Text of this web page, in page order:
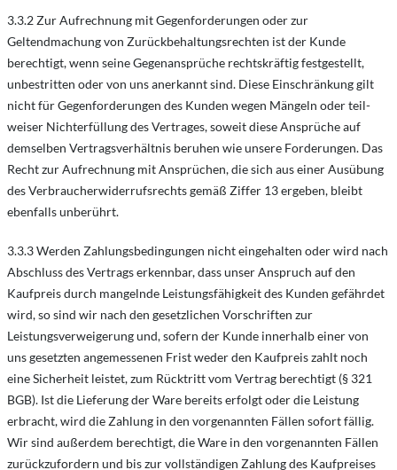
3.3.2 Zur Aufrechnung mit Gegenforderungen oder zur
Geltendmachung von Zurückbehaltungsrechten ist der Kunde
berechtigt, wenn seine Gegenansprüche rechtskräftig festgestellt,
unbestritten oder von uns anerkannt sind. Diese Einschränkung gilt
nicht für Gegenforderungen des Kunden wegen Mängeln oder teil-
weiser Nichterfüllung des Vertrages, soweit diese Ansprüche auf
demselben Vertragsverhältnis beruhen wie unsere Forderungen. Das
Recht zur Aufrechnung mit Ansprüchen, die sich aus einer Ausübung
des Verbraucherwiderrufsrechts gemäß Ziffer 13 ergeben, bleibt
ebenfalls unberührt.
3.3.3 Werden Zahlungsbedingungen nicht eingehalten oder wird nach
Abschluss des Vertrags erkennbar, dass unser Anspruch auf den
Kaufpreis durch mangelnde Leistungsfähigkeit des Kunden gefährdet
wird, so sind wir nach den gesetzlichen Vorschriften zur
Leistungsverweigerung und, sofern der Kunde innerhalb einer von
uns gesetzten angemessenen Frist weder den Kaufpreis zahlt noch
eine Sicherheit leistet, zum Rücktritt vom Vertrag berechtigt (§ 321
BGB). Ist die Lieferung der Ware bereits erfolgt oder die Leistung
erbracht, wird die Zahlung in den vorgenannten Fällen sofort fällig.
Wir sind außerdem berechtigt, die Ware in den vorgenannten Fällen
zurückzufordern und bis zur vollständigen Zahlung des Kaufpreises